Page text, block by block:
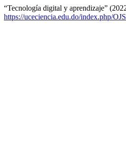
“Tecnología digital y aprendizaje”
https://uceciencia.edu.do/index.php/